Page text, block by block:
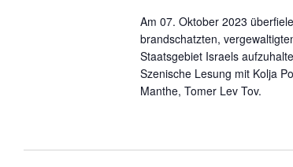
Am 07. Oktober 2023
brandschatzten,
Staatsgebiet Israels
Szenische Lesung mit Kolja
Manthe, Tomer Lev Tov.